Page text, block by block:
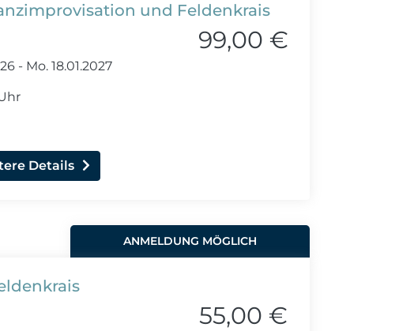
und Feldenkrais
- Mo.18.01.2027
99,00 €
Details
ANMELDUNG MÖGLICH
55,00 €